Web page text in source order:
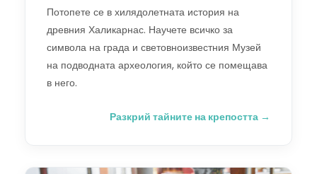
Потопете се в хилядолетната история на
древния Халикарнас. Научете всичко за
символа на града и световноизвестния Музей
на подводната археология, който се помещава
в него.
Разкрий тайните на крепостта →